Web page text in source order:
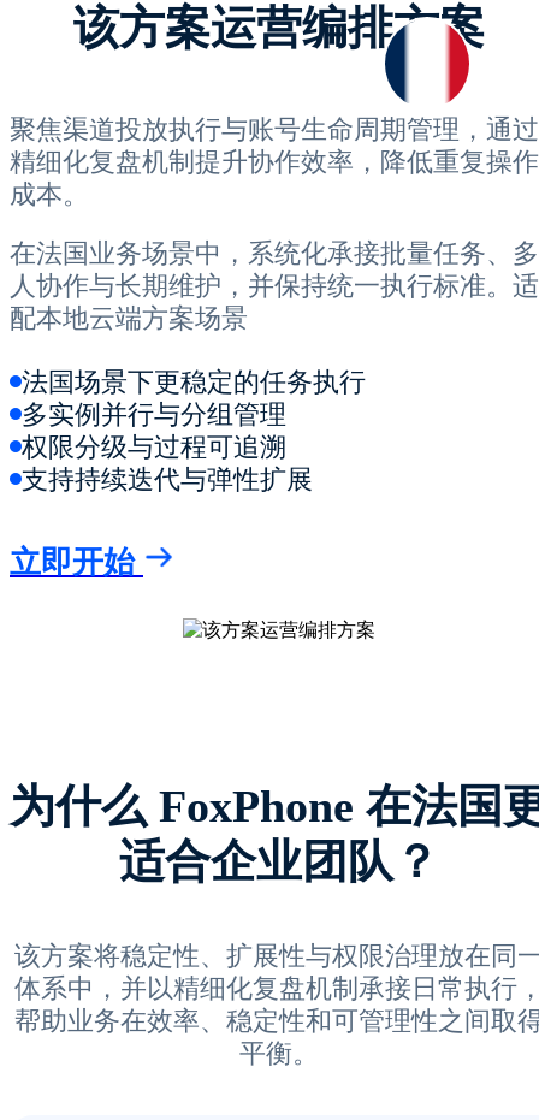
该方案运营编排方案
聚焦渠道投放执行与账号生命周期管理，通过
精细化复盘机制提升协作效率，降低重复操作
成本。
在法国业务场景中，系统化承接批量任务、多
人协作与长期维护，并保持统一执行标准。适
配本地云端方案场景
法国场景下更稳定的任务执行
多实例并行与分组管理
权限分级与过程可追溯
支持持续迭代与弹性扩展
立即开始
为什么 FoxPhone 在法国
适合企业团队？
该方案将稳定性、扩展性与权限治理放在同
体系中，并以精细化复盘机制承接日常执行
帮助业务在效率、稳定性和可管理性之间取
平衡。